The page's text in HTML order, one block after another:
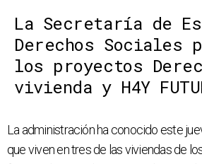
La Secretaría de
Derechos Sociales
los proyectos
vivienda y H4Y
La administración ha conocido este
que viven en tres de las viviendas de